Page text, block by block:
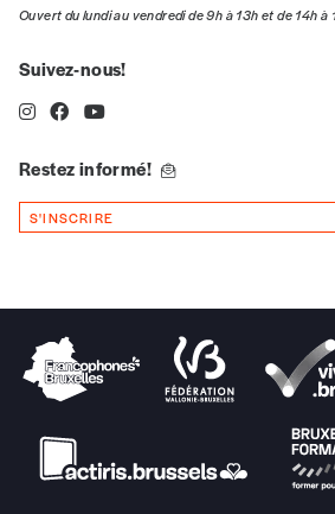
Vos coordonnées
TVA
Ouvert du lundi au vendredi de 9h à 13h et de 14h à
Suivez-nous!
Restez informé!
S'INSCRIRE